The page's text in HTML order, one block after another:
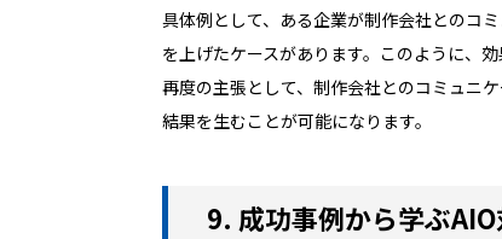
具体例として、ある企業が制作会社とのコ
を上げたケースがあります。このように、
再度の主張として、制作会社とのコミュニ
結果を生むことが可能になります。
9. 成功事例から学ぶ